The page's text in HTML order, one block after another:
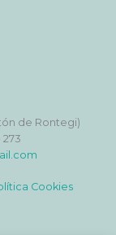
de Rontegi)
Cookies